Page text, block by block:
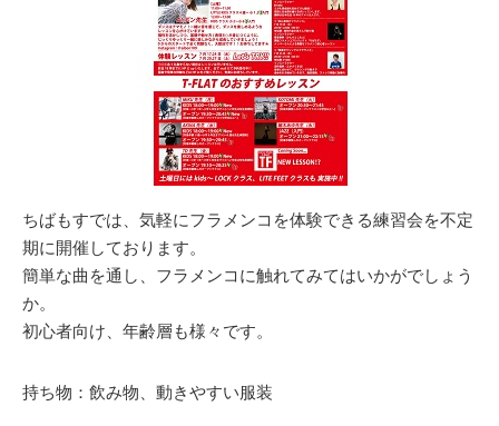
ちばもすでは、気軽にフラメンコを体験できる練習会を不定
期に開催しております。
簡単な曲を通し、フラメンコに触れてみてはいかがでしょう
か。
初心者向け、年齢層も様々です。
持ち物：飲み物、動きやすい服装